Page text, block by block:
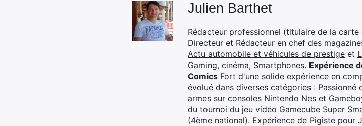
Julien Barthet
Rédacteur professionnel (titulaire de la
Directeur et Rédacteur en chef des
Actu automobile et véhicules de prestige et
Gaming, cinéma, Smartphones. Expérience
Comics Fort d'une solide expérience en
évolué dans diverses catégories :
armes sur consoles Nintendo Nes et
du tournoi du jeu vidéo Gamecube Super
(4ème national). Expérience de Pigiste pour